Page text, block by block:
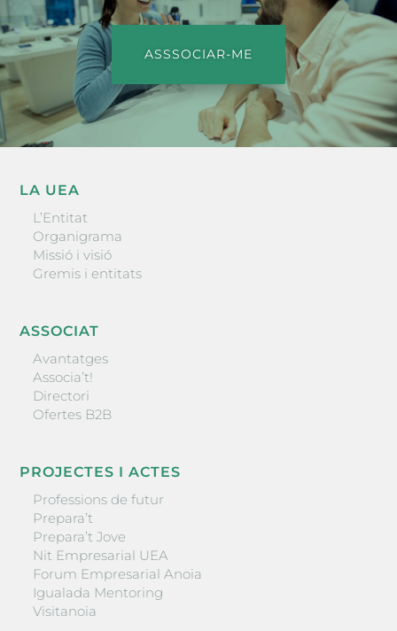
ASSSOCIAR-ME
LA UEA
L’Entitat
Organigrama
Missió i visió
Gremis i entitats
ASSOCIAT
Avantatges
Associa’t!
Directori
Ofertes B2B
PROJECTES I ACTES
Professions de futur
Prepara’t
Prepara’t Jove
Nit Empresarial UEA
Forum Empresarial Anoia
Igualada Mentoring
Visitanoia